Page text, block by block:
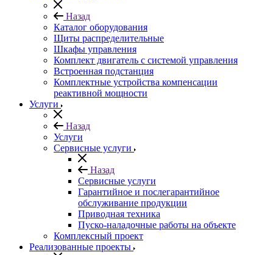
Назад
Каталог оборудования
Щиты распределительные
Шкафы управления
Комплект двигатель с системой управления
Встроенная подстанция
Комплектные устройства компенсации
реактивной мощности
Услуги
Назад
Услуги
Сервисные услуги
Назад
Сервисные услуги
Гарантийное и послегарантийное
обслуживание продукции
Приводная техника
Пуско-наладочные работы на объекте
Комплексный проект
Реализованные проекты